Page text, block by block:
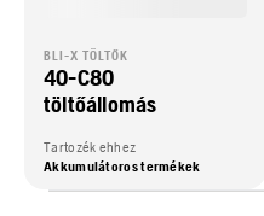
BLI-X TÖLTŐK
40-C80
töltőállomás
Tartozék ehhez
Akkumulátoros termékek